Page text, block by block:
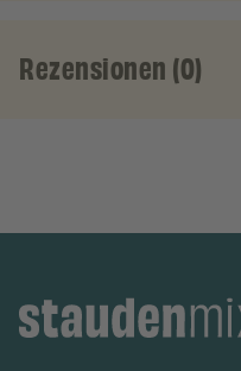
Rezensionen (0)